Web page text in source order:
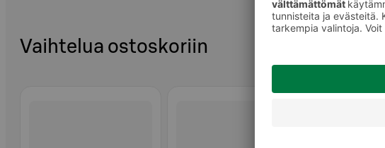
Vaihtelua ostoskoriin